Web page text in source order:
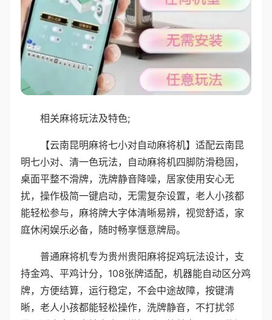
相关麻将玩法及特色;
【云南昆明麻将七小对自动麻将机】适配云南昆
明七小对、清一色玩法，自动麻将机四脚防滑稳固，
桌面平整不滑牌，洗牌静音降噪，居家使用安心无
扰，操作极简一键启动，无需复杂设置，老人小孩都
能轻松参与，麻将牌大字体清晰易辨，视觉舒适，家
庭休闲娱乐必备，随时畅享惬意牌局。
普通麻将机专为贵州贵阳麻将捉鸡玩法设计，支
持金鸡、平鸡计分，108张牌适配，机器能自动区分鸡
牌，方便结算，运行稳定，不会中途故障，按键清
晰，老人小孩都能轻松操作，洗牌静音，不打扰邻